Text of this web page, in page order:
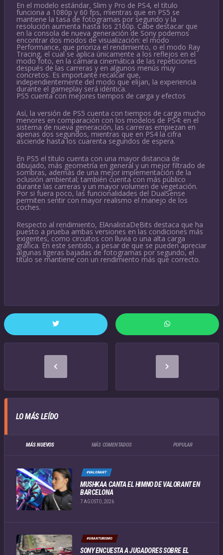
En el modelo estándar, Slim y Pro de PS4, el título
funciona a 1080p y 60 fps, mientras que en PS5 se
mantiene la tasa de fotogramas por segundo y la
resolución aumenta hasta los 2160p. Cabe destacar que
en la consola de nueva generación de Sony podemos
encontrar dos modos de visualización: el modo
Performance, que prioriza el rendimiento, o el modo Ray
Tracing, el cual se aplica únicamente a los reflejos en el
modo foto, en la cámara cinemática de las repeticiones
después de las carreras y en algunos menús muy
concretos. Es importante recalcar que,
independientemente del modo que elijan, la experiencia
durante el gameplay será idéntica.
PS5 cuenta con mejores tiempos de carga y efectos
Así, la versión de PS5 cuenta con tiempos de carga mucho
menores en comparación con los modelos de PS4: en el
sistema de nueva generación, las carreras empiezan en
apenas dos segundos, mientras que en PS4 la cifra
asciende hasta los cuarenta segundos de espera.
En PS5 el título cuenta con una mayor distancia de
dibujado, más geometría en general y un mejor filtrado de
sombras, además de una mejor implementación de la
oclusión ambiental; también cuenta con más público
durante las carreras y un mayor volumen de vegetación.
Por si fuera poco, las funcionalidades del DualSense
permiten sentir con mayor realismo el manejo de los
coches.
Respecto al rendimiento, ElAnalistaDeBits destaca que ha
puesto a prueba ambas versiones en las condiciones más
exigentes, como circuitos con lluvia o una alta carga
gráfica. En este sentido, a pesar de que se pueden apreciar
algunas ligeras bajadas de fotogramas por segundo, el
título se mantiene con un rendimiento más que correcto.
LO MÁS LEÍDO
MÁS NUEVOS MÁS COMENTADOS POPULAR
#VALORANT
MUSHKAA CANTA EL HIMNO DE VALORANT EN
BARCELONA
7 AGOSTO, 2026
#GRANTURISMO
SONY ENCUESTA A JUGADORES SOBRE EL